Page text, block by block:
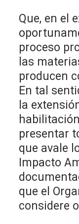
Que, en el
proceso
las
producen
En tal
la
presentar
que avale
Impacto
que el
considere